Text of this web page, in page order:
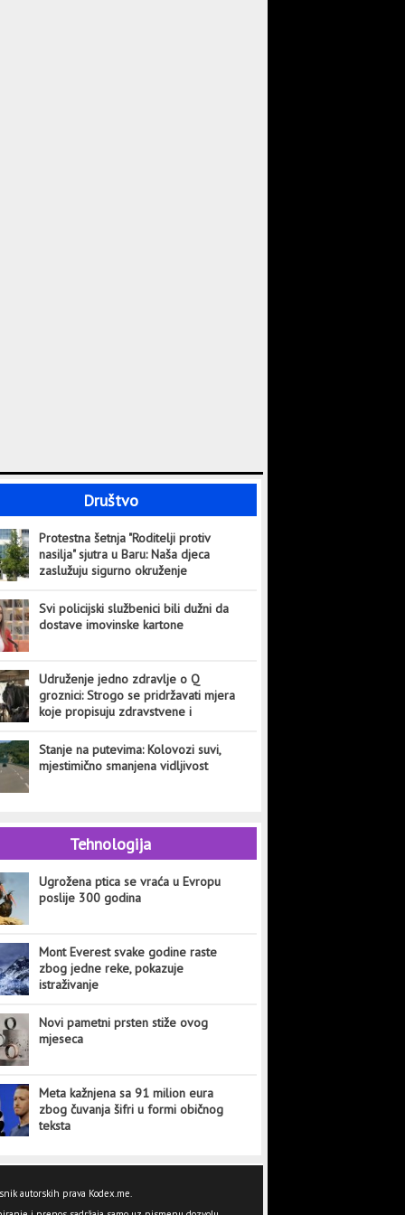
Društvo
Protestna šetnja "Roditelji protiv
nasilja" sjutra u Baru: Naša djeca
zaslužuju sigurno okruženje
Svi policijski službenici bili dužni da
dostave imovinske kartone
Udruženje jedno zdravlje o Q
groznici: Strogo se pridržavati mjera
koje propisuju zdravstvene i
Stanje na putevima: Kolovozi suvi,
mjestimično smanjena vidljivost
Tehnologija
Ugrožena ptica se vraća u Evropu
poslije 300 godina
Mont Everest svake godine raste
zbog jedne reke, pokazuje
istraživanje
Novi pametni prsten stiže ovog
mjeseca
Meta kažnjena sa 91 milion eura
zbog čuvanja šifri u formi običnog
teksta
autorskih prava Kodex.me.